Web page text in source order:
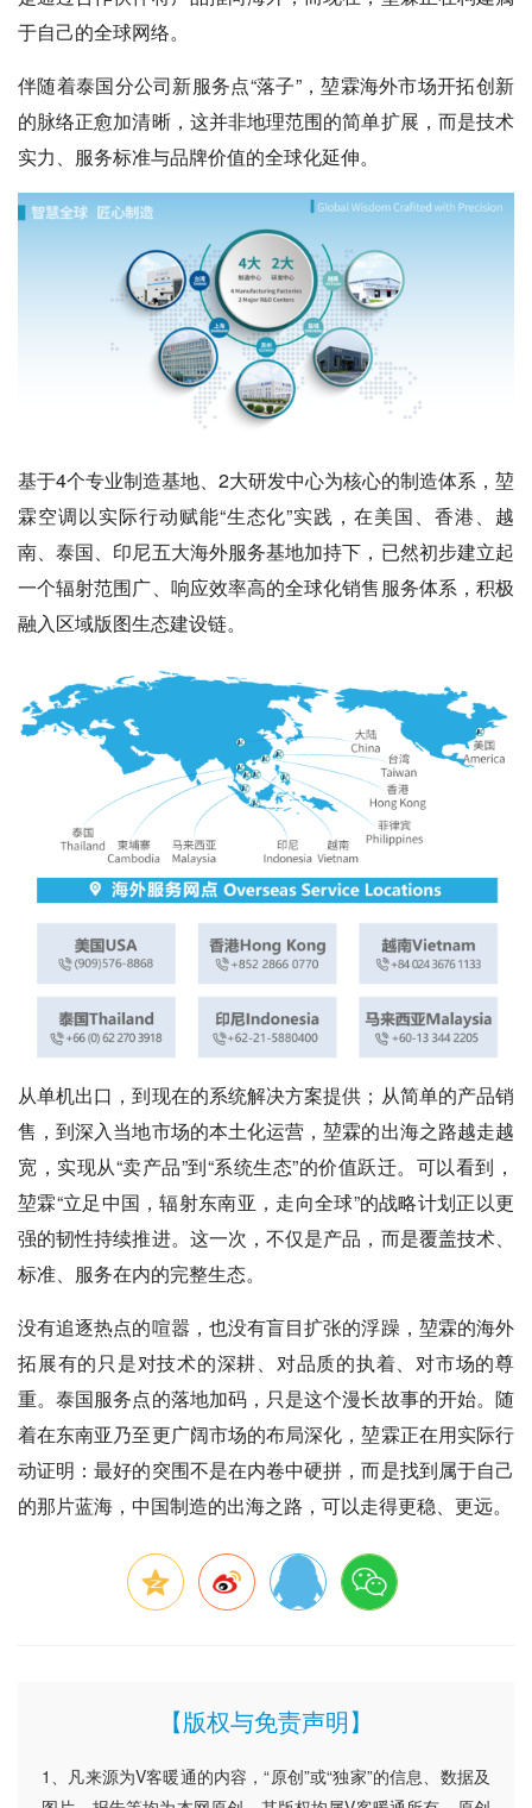
于自己的全球网络。
伴随着泰国分公司新服务点“落子”，堃霖海外市场开拓创新
的脉络正愈加清晰，这并非地理范围的简单扩展，而是技术
实力、服务标准与品牌价值的全球化延伸。
基于4个专业制造基地、2大研发中心为核心的制造体系，堃
霖空调以实际行动赋能“生态化”实践，在美国、香港、越
南、泰国、印尼五大海外服务基地加持下，已然初步建立起
一个辐射范围广、响应效率高的全球化销售服务体系，积极
融入区域版图生态建设链。
从单机出口，到现在的系统解决方案提供；从简单的产品销
售，到深入当地市场的本土化运营，堃霖的出海之路越走越
宽，实现从“卖产品”到“系统生态”的价值跃迁。可以看到，
堃霖“立足中国，辐射东南亚，走向全球”的战略计划正以更
强的韧性持续推进。这一次，不仅是产品，而是覆盖技术、
标准、服务在内的完整生态。
没有追逐热点的喧嚣，也没有盲目扩张的浮躁，堃霖的海外
拓展有的只是对技术的深耕、对品质的执着、对市场的尊
重。泰国服务点的落地加码，只是这个漫长故事的开始。随
着在东南亚乃至更广阔市场的布局深化，堃霖正在用实际行
动证明：最好的突围不是在内卷中硬拼，而是找到属于自己
的那片蓝海，中国制造的出海之路，可以走得更稳、更远。
【版权与免责声明】
1、凡来源为V客暖通的内容，“原创”或“独家”的信息、数据及